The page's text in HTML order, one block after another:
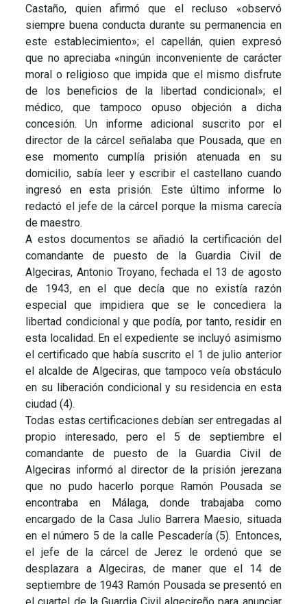
Castaño, quien afirmó que el recluso «observó
siempre buena conducta durante su permanencia en
este establecimiento»; el capellán, quien expresó
que no apreciaba «ningún inconveniente de carácter
moral o religioso que impida que el mismo disfrute
de los beneficios de la libertad condicional»; el
médico, que tampoco opuso objeción a dicha
concesión. Un informe adicional suscrito por el
director de la cárcel señalaba que Pousada, que en
ese momento cumplía prisión atenuada en su
domicilio, sabía leer y escribir el castellano cuando
ingresó en esta prisión. Este último informe lo
redactó el jefe de la cárcel porque la misma carecía
de maestro.
A estos documentos se añadió la certificación del
comandante de puesto de la Guardia Civil de
Algeciras, Antonio Troyano, fechada el 13 de agosto
de 1943, en el que decía que no existía razón
especial que impidiera que se le concediera la
libertad condicional y que podía, por tanto, residir en
esta localidad. En el expediente se incluyó asimismo
el certificado que había suscrito el 1 de julio anterior
el alcalde de Algeciras, que tampoco veía obstáculo
en su liberación condicional y su residencia en esta
ciudad (4).
Todas estas certificaciones debían ser entregadas al
propio interesado, pero el 5 de septiembre el
comandante de puesto de la Guardia Civil de
Algeciras informó al director de la prisión jerezana
que no pudo hacerlo porque Ramón Pousada se
encontraba en Málaga, donde trabajaba como
encargado de la Casa Julio Barrera Maesio, situada
en el número 5 de la calle Pescadería (5). Entonces,
el jefe de la cárcel de Jerez le ordenó que se
desplazara a Algeciras, de maner que el 14 de
septiembre de 1943 Ramón Pousada se presentó en